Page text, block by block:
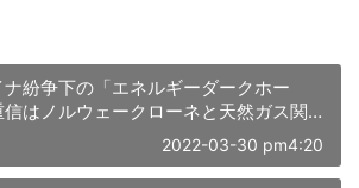
紛争下の「エネルギーダークホー
はノルウェークローネと天然ガス関
？
2022-03-30 pm4:20